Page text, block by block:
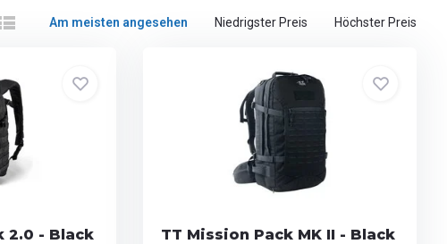
Am meisten angesehen Niedrigster Preis Höchster Preis
2.0 - Black TT Mission Pack MK II - Black